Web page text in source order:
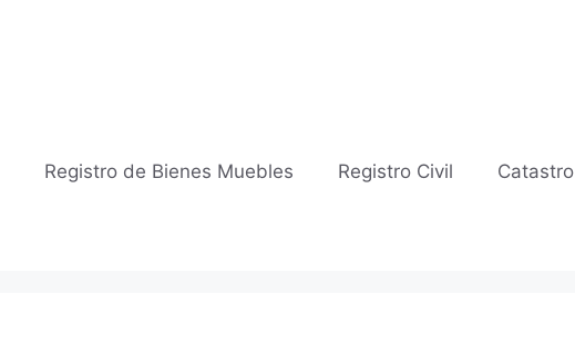
Registro de Bienes Muebles Registro Civil Catastro